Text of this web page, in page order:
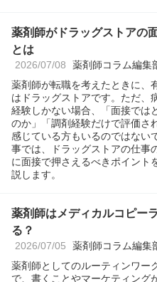
薬剤師がドラッグストアの
とは
2026/07/08 薬剤師コラム編集
薬剤師が転職を考えたときに、
はドラッグストアです。ただ、
経験しかない場合、「面接では
のか」「調剤経験だけで評価さ
感じている方もいるのではない
事では、ドラッグストアの仕事
に面接で押さえるべきポイント
説します。
薬剤師はメディカルコピー
る？
2026/07/05 薬剤師コラム編集
薬剤師としてのルーティンワー
で、書くことやマーケティング